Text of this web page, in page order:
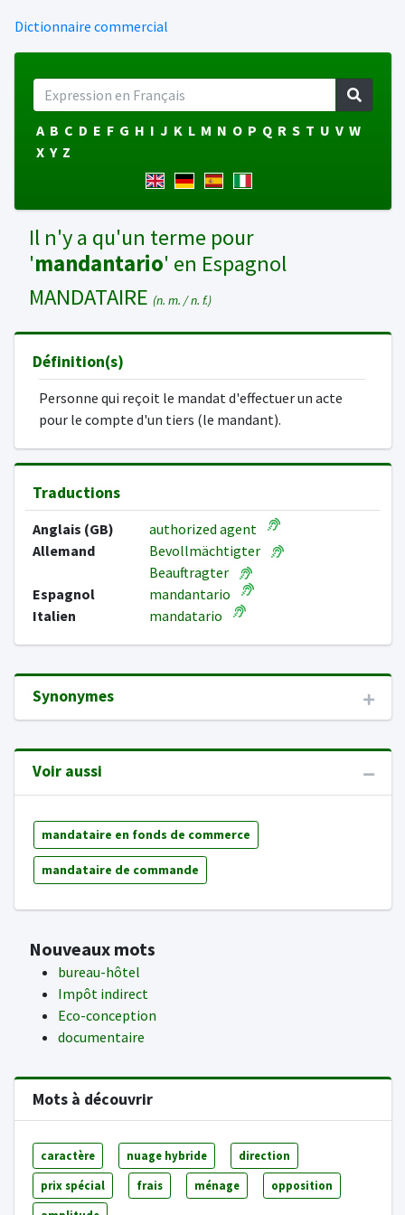
Dictionnaire commercial
A B C D E F G H I J K L M N O P Q R S T U V W
X Y Z
Il n'y a qu'un terme pour
'mandantario' en Espagnol
MANDATAIRE (n. m. / n. f.)
Définition(s)
Personne qui reçoit le mandat d'effectuer un acte
pour le compte d'un tiers (le mandant).
Traductions
Anglais (GB)
authorized agent
Allemand
Bevollmächtigter
Beauftragter
Espagnol
mandantario
Italien
mandatario
Synonymes
Voir aussi
mandataire en fonds de commerce
mandataire de commande
Nouveaux mots
bureau-hôtel
Impôt indirect
Eco-conception
documentaire
Mots à découvrir
caractère nuage hybride direction
prix spécial frais ménage opposition